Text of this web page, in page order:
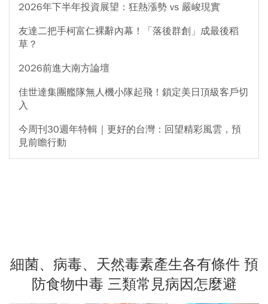
2026年下半年投資展望：狂熱漲勢 vs 嚴峻現實
友達二把手柯富仁裸辭內幕！「落後群創」成最後稻
草？
2026前進大南方論壇
佳世達集團艦隊無人機小隊起飛！鎖定美日頂級客戶切
入
今周刊30週年特輯｜更好的台灣：回望精彩風雲，預
見前瞻行動
細菌、病毒、天然毒素產生各有條件 預
防食物中毒 三類常見病因怎麼避